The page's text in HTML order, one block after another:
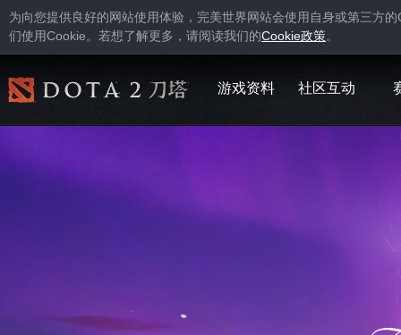
为向您提供良好的网站使用体验，完美世界网站会使用自身或第三方的
们使用Cookie。若想了解更多，请阅读我们的Cookie政策。
游戏资料 社区互动